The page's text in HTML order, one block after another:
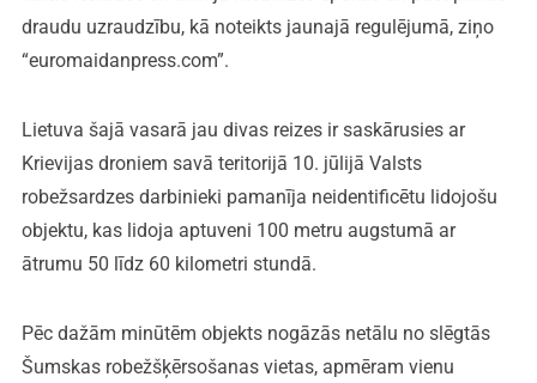
draudu uzraudzību, kā noteikts jaunajā regulējumā, ziņo
“euromaidanpress.com”.
Lietuva šajā vasarā jau divas reizes ir saskārusies ar
Krievijas droniem savā teritorijā 10. jūlijā Valsts
robežsardzes darbinieki pamanīja neidentificētu lidojošu
objektu, kas lidoja aptuveni 100 metru augstumā ar
ātrumu 50 līdz 60 kilometri stundā.
Pēc dažām minūtēm objekts nogāzās netālu no slēgtās
Šumskas robežšķērsošanas vietas, apmēram vienu